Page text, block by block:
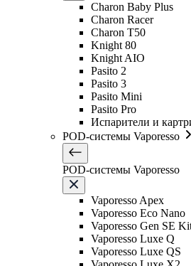
Charon Baby Plus
Charon Racer
Charon T50
Knight 80
Knight AIO
Pasito 2
Pasito 3
Pasito Mini
Pasito Pro
Испарители и
POD-системы Vaporesso
POD-системы Vaporesso
Vaporesso Apex
Vaporesso Eco Nano
Vaporesso Gen SE
Vaporesso Luxe Q
Vaporesso Luxe QS